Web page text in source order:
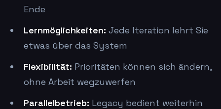
Ende
Lernmöglichkeiten: Jede Iteration lehrt Sie
etwas über das System
Flexibilität: Prioritäten können sich ändern,
ohne Arbeit wegzuwerfen
Parallelbetrieb: Legacy bedient weiterhin